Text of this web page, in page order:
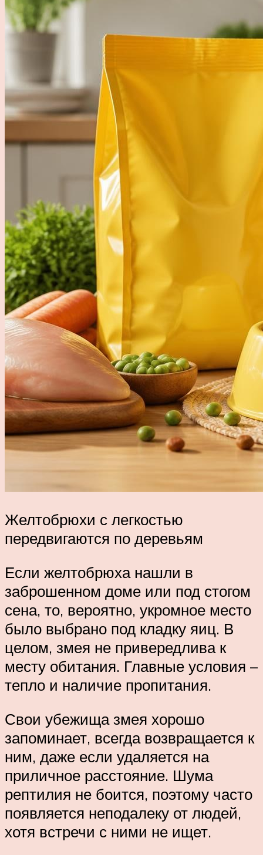
Желтобрюхи с легкостью
передвигаются по деревьям
Если желтобрюха нашли в
заброшенном доме или под стогом
сена, то, вероятно, укромное место
было выбрано под кладку яиц. В
целом, змея не привередлива к
месту обитания. Главные условия –
тепло и наличие пропитания.
Свои убежища змея хорошо
запоминает, всегда возвращается к
ним, даже если удаляется на
приличное расстояние. Шума
рептилия не боится, поэтому часто
появляется неподалеку от людей,
хотя встречи с ними не ищет.